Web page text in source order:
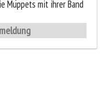
Muppets mit ihrer Band